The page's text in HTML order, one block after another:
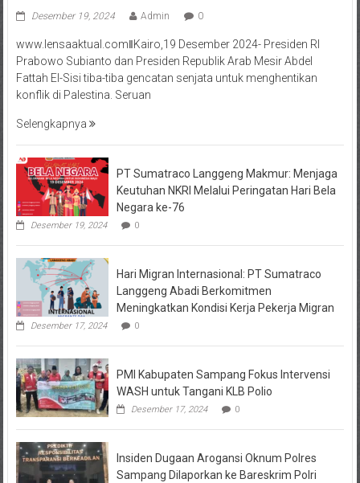
Desember 19, 2024 Admin 0
www.lensaaktual.comǁKairo,19 Desember 2024- Presiden RI
Prabowo Subianto dan Presiden Republik Arab Mesir Abdel
Fattah El-Sisi tiba-tiba gencatan senjata untuk menghentikan
konflik di Palestina. Seruan
Selengkapnya
PT Sumatraco Langgeng Makmur: Menjaga
Keutuhan NKRI Melalui Peringatan Hari Bela
Negara ke-76
Desember 19, 2024 0
Hari Migran Internasional: PT Sumatraco
Langgeng Abadi Berkomitmen
Meningkatkan Kondisi Kerja Pekerja Migran
Desember 17, 2024 0
PMI Kabupaten Sampang Fokus Intervensi
WASH untuk Tangani KLB Polio
Desember 17, 2024 0
Insiden Dugaan Arogansi Oknum Polres
Sampang Dilaporkan ke Bareskrim Polri